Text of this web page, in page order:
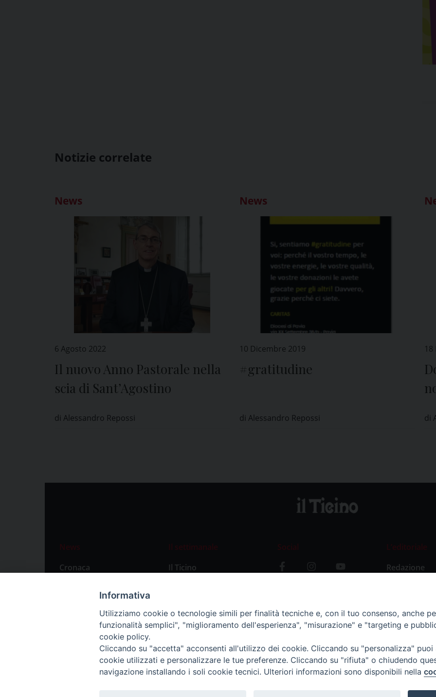
Notizie correlate
News
6 Agosto 2022
Il nuovo Anno Pastorale nella
scia di Sant’Agostino
di Alessandro Repossi
News
10 Dicembre 2019
#gratitudine
di Alessandro Repossi di
News
Cronaca
Primo Piano
Il settimanale
Il Ticino
Social
L’editoriale
Redazione
Informativa
Utilizziamo cookie o tecnologie simili per finalità tecniche e, con il tuo consenso, anche
funzionalità semplici", "miglioramento dell'esperienza", "misurazione" e "targeting e
cookie policy.
Cliccando su "accetta" acconsenti all'utilizzo dei cookie. Cliccando su "personalizza"
cookie utilizzati e personalizzare le tue preferenze. Cliccando su "rifiuta" o chiudendo
navigazione installando i soli cookie tecnici. Ulteriori informazioni sono disponibili nella